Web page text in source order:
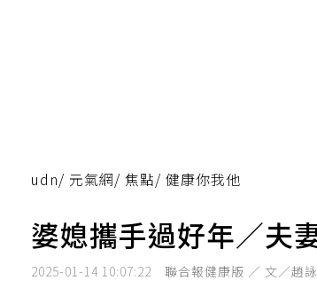
udn/ 元氣網/ 焦點/ 健康你我他
婆媳攜手過好年／夫
2025-01-14 10:07:22 聯合報健康版 ／ 文／趙